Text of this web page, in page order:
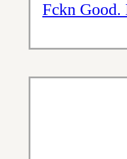
Fckn Good.